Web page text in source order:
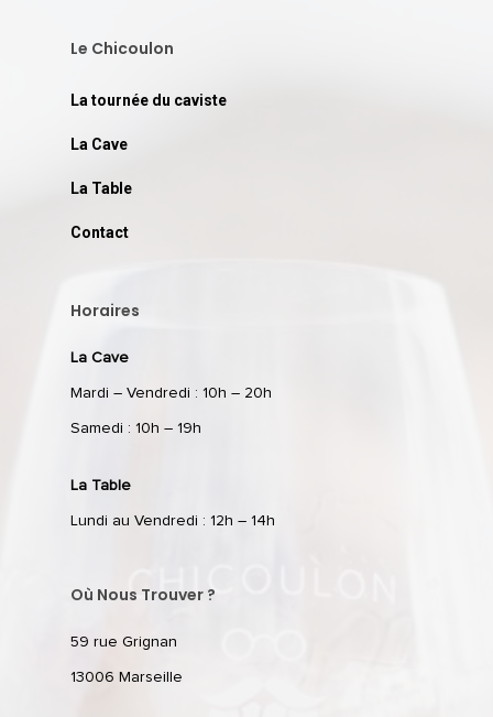
Le Chicoulon
La tournée du caviste
La Cave
La Table
Contact
Horaires
La Cave
Mardi – Vendredi : 10h – 20h
Samedi : 10h – 19h
La Table
Lundi au Vendredi : 12h – 14h
Où Nous Trouver ?
59 rue Grignan
13006 Marseille